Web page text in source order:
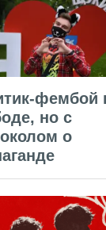
фембой
но с
о